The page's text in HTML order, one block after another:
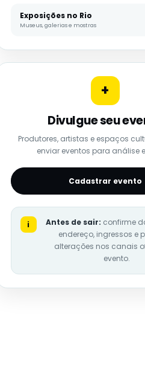
Exposições no Rio
Museus, galerias e mostras
+
Divulgue seu
Produtores, artistas e espaços
enviar eventos para análise
Cadastrar evento
i Antes de sair: confirme
endereço, ingressos e
alterações nos canais
evento.